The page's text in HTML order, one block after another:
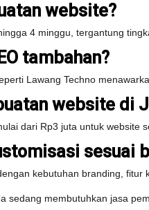
website?
4 minggu, tergantung
tambahan?
Lawang Techno
website di
dari Rp3 juta untuk website
sesuai
kebutuhan branding,
sedang membutuhkan jasa